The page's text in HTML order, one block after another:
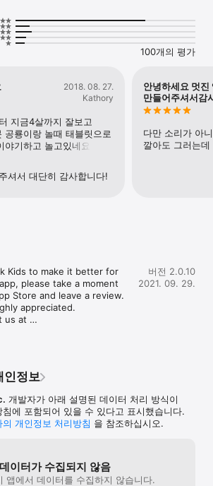
가 밤하늘을 쉽게 안내해줍니다.
다.
개 행성(+명왕성)
재 어디에 있는지, 나중에 어디를 지나게
이 매우 중요한 이유, 블랙홀에 대해서
수 있습니다.
100개의 평가
2018. 08. 27.
Kathory
지금4살까지 잘보고
공룡이랑 놀때 태블릿으로
야기하고 놀고있네요
네요저도 지구과학
는 수능세대였는데 거의
셔서 대단히 감사합니다!
안녕하세요 멋진
만들어주셔서감
다만 소리가 아
깔아도 그러는
Kids to make it better for
please take a moment
Store and leave a review.
appreciated.
us at
버전 2.0.10
2021. 09. 29.
인정보
개발자가 아래 설명된 데이터 처리 방식이
에 포함되어 있을 수 있다고 표시했습니다.
의 개인정보 처리방침 을 참조하십시오.
데이터가 수집되지 않음
앱에서 데이터를 수집하지 않습니다.